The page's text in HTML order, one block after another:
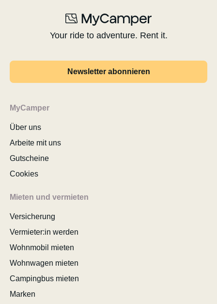
Your ride to adventure. Rent it.
Newsletter abonnieren
MyCamper
Über uns
Arbeite mit uns
Gutscheine
Cookies
Mieten und vermieten
Versicherung
Vermieter:in werden
Wohnmobil mieten
Wohnwagen mieten
Campingbus mieten
Marken